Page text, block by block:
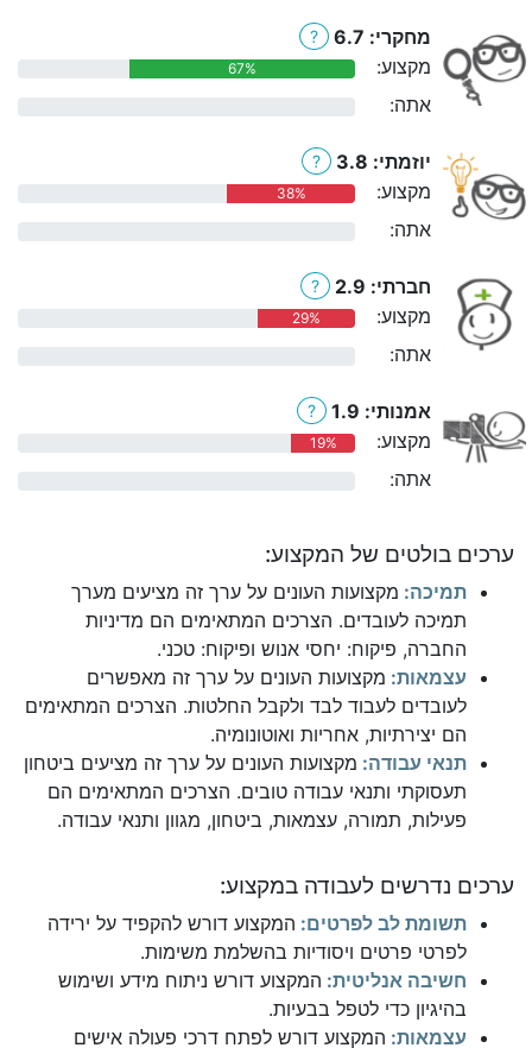
מחקרי: 6.7 ?
מקצוע: 67%
אתה:
יוזמתי: 3.8 ?
מקצוע: 38%
אתה:
חברתי: 2.9 ?
מקצוע: 29%
אתה:
אמנותי: 1.9 ?
מקצוע: 19%
אתה:
ערכים בולטים של המקצוע:
תמיכה: מקצועות העונים על ערך זה מציעים מערך
תמיכה לעובדים. הצרכים המתאימים הם מדיניות
החברה, פיקוח: יחסי אנוש ופיקוח: טכני.
עצמאות: מקצועות העונים על ערך זה מאפשרים
לעובדים לעבוד לבד ולקבל החלטות. הצרכים המתאימים
הם יצירתיות, אחריות ואוטונומיה.
תנאי עבודה: מקצועות העונים על ערך זה מציעים ביטחון
תעסוקתי ותנאי עבודה טובים. הצרכים המתאימים הם
פעילות, תמורה, עצמאות, ביטחון, מגוון ותנאי עבודה.
ערכים נדרשים לעבודה במקצוע:
תשומת לב לפרטים: המקצוע דורש להקפיד על ירידה
לפרטי פרטים ויסודיות בהשלמת משימות.
חשיבה אנליטית: המקצוע דורש ניתוח מידע ושימוש
בהיגיון כדי לטפל בבעיות.
עצמאות: המקצוע דורש לפתח דרכי פעולה אישים